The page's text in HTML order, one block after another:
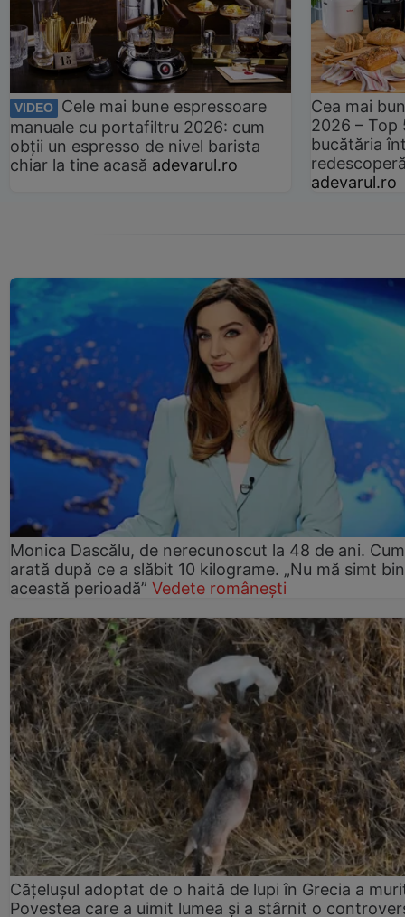
VIDEO
Cele mai bune espressoare
manuale cu portafiltru 2026: cum
obții un espresso de nivel barista
chiar la tine acasă adevarul.ro
Cea mai
2026 –
bucătăria
adevarul.ro
Monica Dascălu, de nerecunoscut la 48 de ani. Cum
arată după ce a slăbit 10 kilograme. „Nu mă simt
această perioadă” Vedete românești
Cățelușul adoptat de o haită de lupi în Grecia a
Povestea care a uimit lumea și a stârnit o